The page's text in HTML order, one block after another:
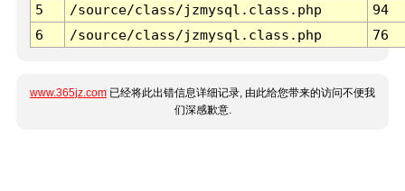
5
/source/class/jzmysql.class.php
94
6
/source/class/jzmysql.class.php 76
www.365jz.com 已经将此出错信息详细记录, 由此给您带来的访问不便我
们深感歉意.